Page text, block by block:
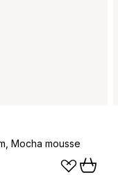
Mocha mousse